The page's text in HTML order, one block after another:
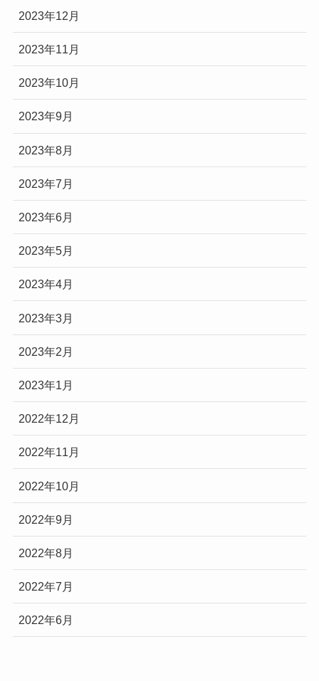
2023年12月
2023年11月
2023年10月
2023年9月
2023年8月
2023年7月
2023年6月
2023年5月
2023年4月
2023年3月
2023年2月
2023年1月
2022年12月
2022年11月
2022年10月
2022年9月
2022年8月
2022年7月
2022年6月